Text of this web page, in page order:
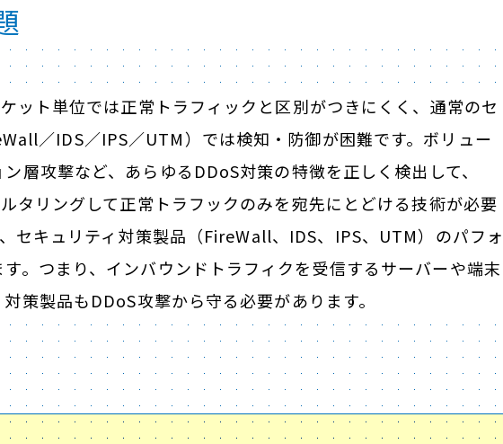
ット単位では正常トラフィックと区別がつきにくく、通常のセ
／IDS／IPS／UTM）では検知・防御が困難です。ボリュー
層攻撃など、あらゆるDDoS対策の特徴を正しく検出して、
タリングして正常トラフックのみを宛先にとどける技術が必要
セキュリティ対策製品（FireWall、IDS、IPS、UTM）のパフォ
。つまり、インバウンドトラフィクを受信するサーバーや端末
策製品もDDoS攻撃から守る必要があります。